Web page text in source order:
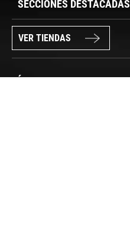
SECCIONES DESTACADAS
VER TIENDAS
SÍGUENOS